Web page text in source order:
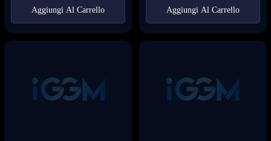
Aggiungi Al Carrello Aggiungi Al Carrello